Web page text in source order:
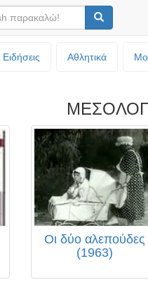
Ειδήσεις Αθλητικά
Οι δύο αλεπούδες
(1963)